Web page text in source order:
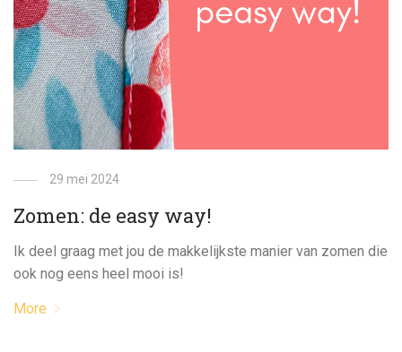
29 mei 2024
Zomen: de easy way!
Ik deel graag met jou de makkelijkste manier van zomen die
ook nog eens heel mooi is!
More